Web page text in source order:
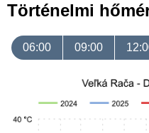
Történelmi
06:00 09:00